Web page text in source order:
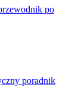
po
poradnik